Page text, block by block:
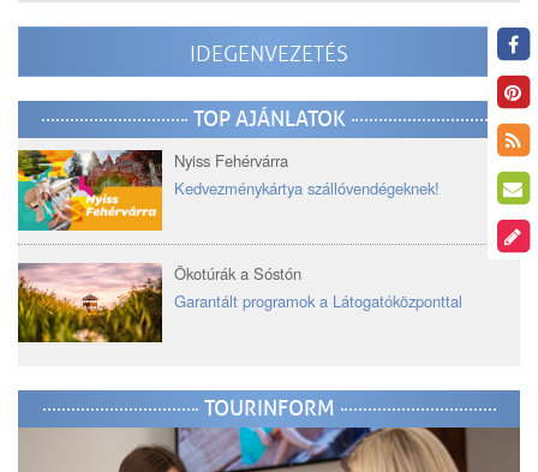
IDEGENVEZETÉS
TOP AJÁNLATOK
Nyiss Fehérvárra
Kedvezménykártya szállóvendégeknek!
Ökotúrák a Sóstón
Garantált programok a Látogatóközponttal
TOURINFORM